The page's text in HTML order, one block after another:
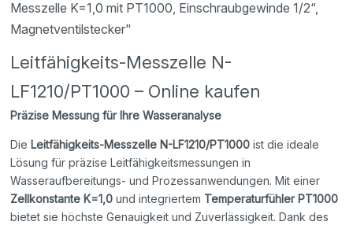
Messzelle K=1,0 mit PT1000, Einschraubgewinde 1/2“,
Magnetventilstecker"
Leitfähigkeits-Messzelle N-
LF1210/PT1000 – Online kaufen
Präzise Messung für Ihre Wasseranalyse
Die Leitfähigkeits-Messzelle N-LF1210/PT1000 ist die ideale
Lösung für präzise Leitfähigkeitsmessungen in
Wasseraufbereitungs- und Prozessanwendungen. Mit einer
Zellkonstante K=1,0 und integriertem Temperaturfühler PT1000
bietet sie höchste Genauigkeit und Zuverlässigkeit. Dank des